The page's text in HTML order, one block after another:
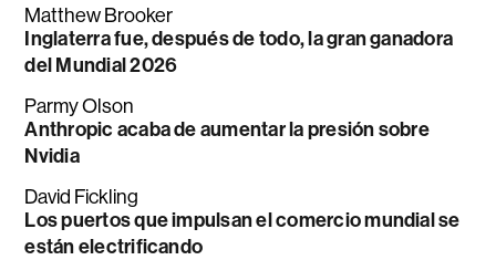
Matthew Brooker
Inglaterra fue, después de todo, la gran ganadora
del Mundial 2026
Parmy Olson
Anthropic acaba de aumentar la presión sobre
Nvidia
David Fickling
Los puertos que impulsan el comercio mundial se
están electrificando